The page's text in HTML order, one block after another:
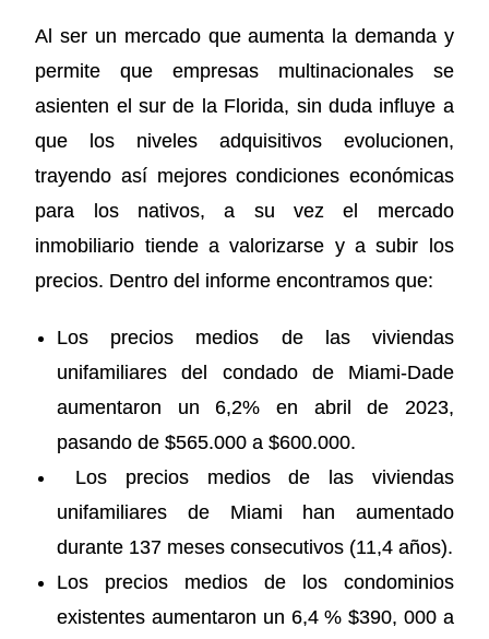
Al ser un mercado que aumenta la demanda y
permite que empresas multinacionales se
asienten el sur de la Florida, sin duda influye a
que los niveles adquisitivos evolucionen,
trayendo así mejores condiciones económicas
para los nativos, a su vez el mercado
inmobiliario tiende a valorizarse y a subir los
precios. Dentro del informe encontramos que:
Los precios medios de las viviendas
unifamiliares del condado de Miami-Dade
aumentaron un 6,2% en abril de 2023,
pasando de $565.000 a $600.000.
Los precios medios de las viviendas
unifamiliares de Miami han aumentado
durante 137 meses consecutivos (11,4 años).
Los precios medios de los condominios
existentes aumentaron un 6,4 % $390, 000 a